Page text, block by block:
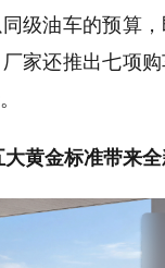
级油车的预算
家还推出七项
大黄金标准带来